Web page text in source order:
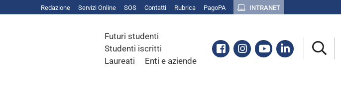
Redazione Servizi Online SOS Contatti Rubrica PagoPA INTRANET
Futuri studenti
Studenti iscritti
Laureati
Enti e aziende
Facebook
Instagram
YoutubeLinkedin